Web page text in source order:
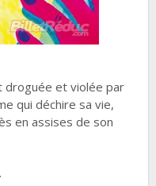
droguée et violée par
qui déchire sa vie,
en assises de son